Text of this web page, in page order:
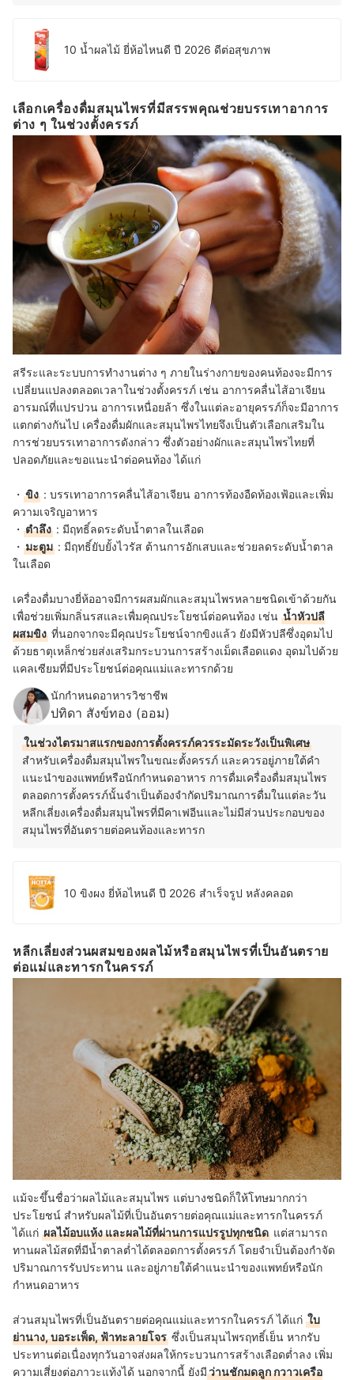
10 น้ำผลไม้ ยี่ห้อไหนดี ปี 2026 ดีต่อสุขภาพ
เลือกเครื่องดื่มสมุนไพรที่มีสรรพคุณช่วยบรรเทาอาการ
ต่าง ๆ ในช่วงตั้งครรภ์
สรีระและระบบการทำงานต่าง ๆ ภายในร่างกายของคนท้องจะมีการ
เปลี่ยนแปลงตลอดเวลาในช่วงตั้งครรภ์ เช่น อาการคลื่นไส้อาเจียน
อารมณ์ที่แปรปวน อาการเหนื่อยล้า ซึ่งในแต่ละอายุครรภ์ก็จะมีอาการ
แตกต่างกันไป เครื่องดื่มผักและสมุนไพรไทยจึงเป็นตัวเลือกเสริมใน
การช่วยบรรเทาอาการดังกล่าว ซึ่งตัวอย่างผักและสมุนไพรไทยที่
ปลอดภัยและขอแนะนำต่อคนท้อง ได้แก่
・ ขิง : บรรเทาอาการคลื่นไส้อาเจียน อาการท้องอืดท้องเฟ้อและเพิ่ม
ความเจริญอาหาร
・ ตำลึง : มีฤทธิ์ลดระดับน้ำตาลในเลือด
・ มะตูม : มีฤทธิ์ยับยั้งไวรัส ต้านการอักเสบและช่วยลดระดับน้ำตาล
ในเลือด
เครื่องดื่มบางยี่ห้ออาจมีการผสมผักและสมุนไพรหลายชนิดเข้าด้วยกัน
เพื่อช่วยเพิ่มกลิ่นรสและเพื่มคุณประโยชน์ต่อคนท้อง เช่น น้ำหัวปลี
ผสมขิง ที่นอกจากจะมีคุณประโยชน์จากขิงแล้ว ยังมีหัวปลีซึ่งอุดมไป
ด้วยธาตุเหล็กช่วยส่งเสริมกระบวนการสร้างเม็ดเลือดแดง อุดมไปด้วย
แคลเซียมที่มีประโยชน์ต่อคุณแม่และทารกด้วย
นักกำหนดอาหารวิชาชีพ
ปทิดา สังข์ทอง (ออม)
ในช่วงไตรมาสแรกของการตั้งครรภ์ควรระมัดระวังเป็นพิเศษ
สำหรับเครื่องดื่มสมุนไพรในขณะตั้งครรภ์ และควรอยู่ภายใต้คำ
แนะนำของแพทย์หรือนักกำหนดอาหาร การดื่มเครื่องดื่มสมุนไพร
ตลอดการตั้งครรภ์นั้นจำเป็นต้องจำกัดปริมาณการดื่มในแต่ละวัน
หลีกเลี่ยงเครื่องดื่มสมุนไพรที่มีคาเฟอีนและไม่มีส่วนประกอบของ
สมุนไพรที่อันตรายต่อคนท้องและทารก
10 ขิงผง ยี่ห้อไหนดี ปี 2026 สำเร็จรูป หลังคลอด
หลีกเลี่ยงส่วนผสมของผลไม้หรือสมุนไพรที่เป็นอันตราย
ต่อแม่และทารกในครรภ์
แม้จะขึ้นชื่อว่าผลไม้และสมุนไพร แต่บางชนิดก็ให้โทษมากกว่า
ประโยชน์ สำหรับผลไม้ที่เป็นอันตรายต่อคุณแม่และทารกในครรภ์
ได้แก่ ผลไม้อบแห้ง และผลไม้ที่ผ่านการแปรรูปทุกชนิด แต่สามารถ
ทานผลไม้สดที่มีน้ำตาลต่ำได้ตลอดการตั้งครรภ์ โดยจำเป็นต้องกำจัด
ปริมาณการรับประทาน และอยู่ภายใต้คำแนะนำของแพทย์หรือนัก
กำหนดอาหาร
ส่วนสมุนไพรที่เป็นอันตรายต่อคุณแม่และทารกในครรภ์ ได้แก่ ใบ
ย่านาง, บอระเพ็ด, ฟ้าทะลายโจร ซึ่งเป็นสมุนไพรฤทธิ์เย็น หากรับ
ประทานต่อเนื่องทุกวันอาจส่งผลให้กระบวนการสร้างเลือดต่ำลง เพิ่ม
ความเสี่ยงต่อภาวะแท้งได้ นอกจากนี้ ยังมีว่านชักมดลูก กวาวเครือ